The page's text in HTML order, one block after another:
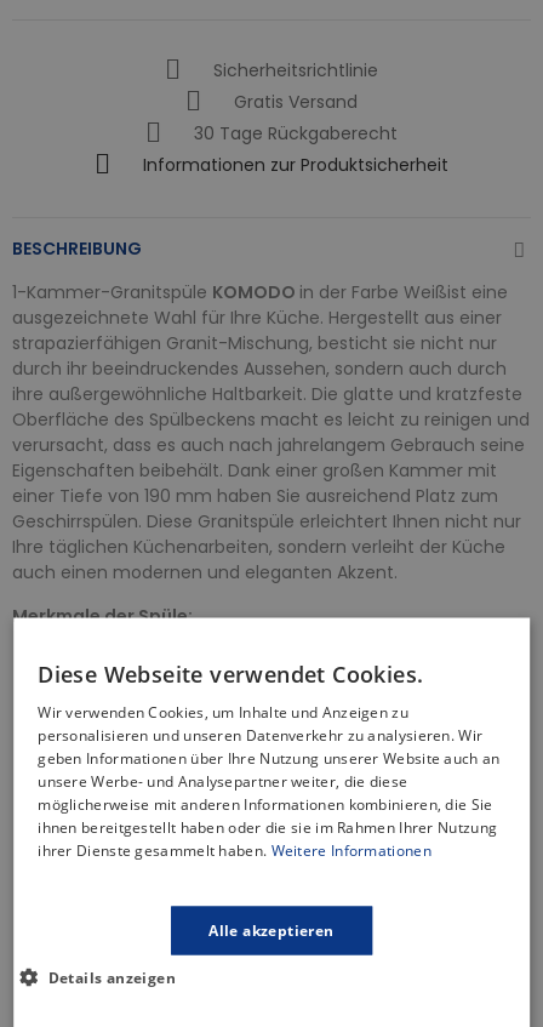
Sicherheitsrichtlinie
Gratis Versand
30 Tage Rückgaberecht
Informationen zur Produktsicherheit
BESCHREIBUNG
1-Kammer-Granitspüle KOMODO in der Farbe Weißist eine
ausgezeichnete Wahl für Ihre Küche. Hergestellt aus einer
strapazierfähigen Granit-Mischung, besticht sie nicht nur
durch ihr beeindruckendes Aussehen, sondern auch durch
ihre außergewöhnliche Haltbarkeit. Die glatte und kratzfeste
Oberfläche des Spülbeckens macht es leicht zu reinigen und
verursacht, dass es auch nach jahrelangem Gebrauch seine
Eigenschaften beibehält. Dank einer großen Kammer mit
einer Tiefe von 190 mm haben Sie ausreichend Platz zum
Geschirrspülen. Diese Granitspüle erleichtert Ihnen nicht nur
Ihre täglichen Küchenarbeiten, sondern verleiht der Küche
auch einen modernen und eleganten Akzent.
Merkmale der Spüle:
Widerstandsfähigkeit gegen extreme Temperaturen,
sodass heiße Geschirrteile frei platziert werden können,
ohne Schäden zu verursachen.
Temperaturwechselbeständigkeit- unempfindlich
gegenüber plötzlichen Temperaturschwankungen, d. h. sie
werden durch plötzlichen Kontakt mit heißen oder kalten
Gegenständen nicht beschädigt.
Kratzfestigkeit- die Oberfläche ist äußerst kratzfest.
Küchenwerkzeugen behält sie ihr ursprüngliches Aussehen.
- die Oberfläche ist extrem haltbar und
stoßfest, was die Spülen vor Schäden durch
herunterfallende Gegenstände oder versehentliche Stöße
Diese Webseite verwendet Cookies.
Wir verwenden Cookies, um Inhalte und Anzeigen zu
personalisieren und unseren Datenverkehr zu analysieren. Wir
geben Informationen über Ihre Nutzung unserer Website auch an
unsere Werbe- und Analysepartner weiter, die diese
möglicherweise mit anderen Informationen kombinieren, die Sie
ihnen bereitgestellt haben oder die sie im Rahmen Ihrer Nutzung
ihrer Dienste gesammelt haben. Weitere Informationen
Alle akzeptieren
Details anzeigen